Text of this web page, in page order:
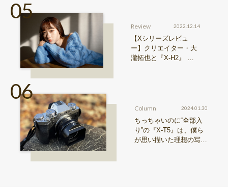
Review 2022.12.14
【Xシリーズレビュ
ー】クリエイター・大
瀧拓也と『X-H2』 写
Column 2024.01.30
ちっちゃいのに“全部入
り”の『X-T5』は、僕ら
が思い描いた理想の写真